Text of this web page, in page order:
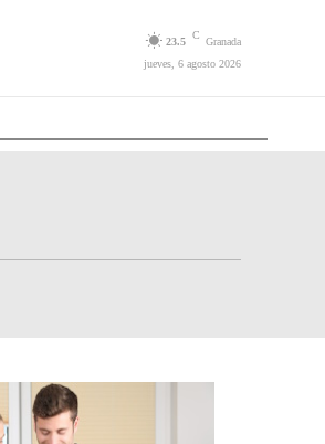
23.5
C
Granada
jueves, 6 agosto 2026